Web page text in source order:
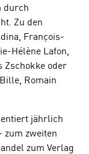
durch
Zu den
François-
Hélène Lafon,
Zschokke oder
Romain
jährlich
zum zweiten
zum Verlag